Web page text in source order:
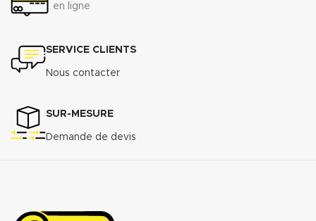
en ligne
SERVICE CLIENTS
Nous contacter
SUR-MESURE
Demande de devis